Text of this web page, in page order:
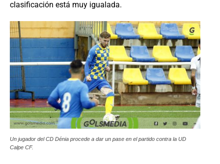
clasificación está muy igualada.
Un jugador del CD Dénia procede a dar un pase en el partido contra la UD
Calpe CF.